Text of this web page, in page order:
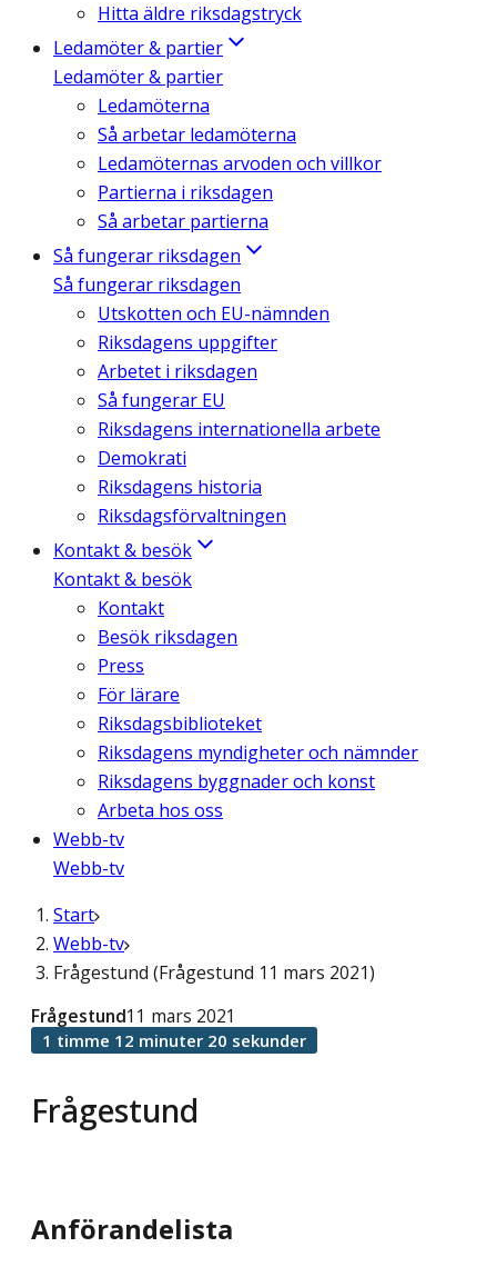
Hitta äldre riksdagstryck
Ledamöter & partier
Ledamöter & partier
Ledamöterna
Så arbetar ledamöterna
Ledamöternas arvoden och villkor
Partierna i riksdagen
Så arbetar partierna
Så fungerar riksdagen
Så fungerar riksdagen
Utskotten och EU-nämnden
Riksdagens uppgifter
Arbetet i riksdagen
Så fungerar EU
Riksdagens internationella arbete
Demokrati
Riksdagens historia
Riksdagsförvaltningen
Kontakt & besök
Kontakt & besök
Kontakt
Besök riksdagen
Press
För lärare
Riksdagsbiblioteket
Riksdagens myndigheter och nämnder
Riksdagens byggnader och konst
Arbeta hos oss
Webb-tv
Webb-tv
Start
Webb-tv
Frågestund (Frågestund 11 mars 2021)
Frågestund
Frågestund11 mars 2021
1 timme 12 minuter 20 sekunder
Anförandelista